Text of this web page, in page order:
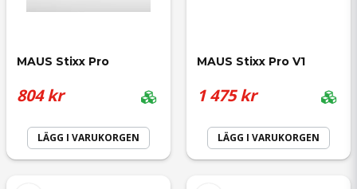
Ja, ni får publicera min fråga
MAUS Stixx Pro
804 kr
LÄGG I VARUKORGEN
MAUS Stixx Pro V1
1 475 kr
LÄGG I VARUKORGEN